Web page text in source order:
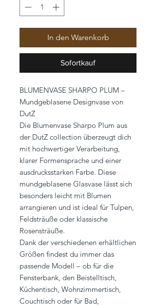
In den Warenkorb
Sofortkauf
BLUMENVASE SHARPO PLUM –
Mundgeblasene Designvase von
DutZ
Die Blumenvase Sharpo Plum aus
der DutZ collection überzeugt dich
mit hochwertiger Verarbeitung,
klarer Formensprache und einer
ausdrucksstarken Farbe. Diese
mundgeblasene Glasvase lässt sich
besonders leicht mit Blumen
arrangieren und ist ideal für Tulpen,
Feldsträuße oder klassische
Rosensträuße.
Dank der verschiedenen erhältlichen
Größen findest du immer das
passende Modell – ob für die
Fensterbank, den Beistelltisch,
Küchentisch, Wohnzimmertisch,
Couchtisch oder für Bad,